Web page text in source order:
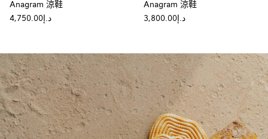
Anagram 涼鞋
د.إ4,750.00
Anagram 涼鞋
د.إ3,800.00